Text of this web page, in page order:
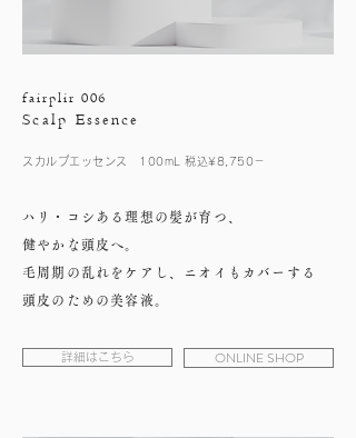
fairplir 006
Scalp Essence
スカルプエッセンス 100mL 税込¥8,750－
ハリ・コシある理想の髪が育つ、
健やかな頭皮へ。
毛周期の乱れをケアし、ニオイもカバーする
頭皮のための美容液。
詳細はこちら ONLINE SHOP